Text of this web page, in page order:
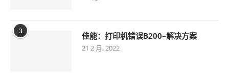
3 佳能：打印机错误B200–解决方案
21 2 月, 2022